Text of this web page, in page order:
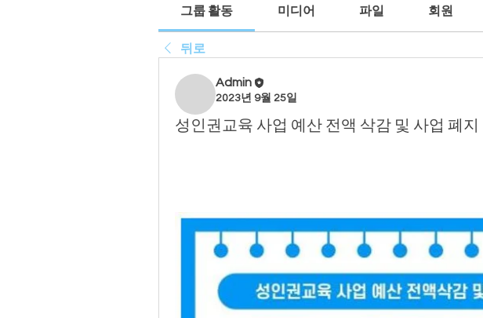
그룹 활동 미디어 파일 회원
뒤로
Admin
2023년 9월 25일
성인권교육 사업 예산 전액 삭감 및 사업 폐